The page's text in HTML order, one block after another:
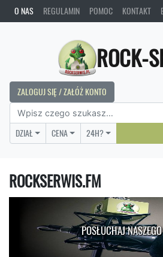
O NAS REGULAMIN POMOC KONTAKT
ROCK-
ZALOGUJ SIĘ / ZAŁÓŻ KONTO
DZIAŁ CENA 24H?
ROCKSERWIS.FM
POSŁUCHAJ